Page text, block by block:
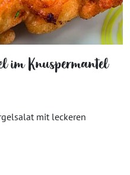
im Knuspermantel
mit leckeren